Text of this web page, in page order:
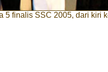
5 finalis SSC 2005, dari kiri